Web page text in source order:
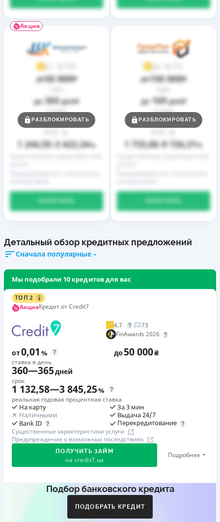
Акция
3,7
до50 000₴
до 365дней
Ставка
от0,01%
1 244,55– 3 422,24%
РАЗБЛОКИРОВАТЬ
3,9
до150 000₴
до 169дней
Ставка
от0,01%
1 733,86– 9 726,31%
РАЗБЛОКИРОВАТЬ
Детальный обзор кредитных предложений
Сначала популярные
Мы подобрали 10 кредитов для вас
ТОП 2
АкцияКредит от Credit7
4,7
73
FinAwards 2026
от0,01 %
ставка в день
до50 000₴
360—365дней
срок
1 132,58—3 845,25%
реальная годовая процентная ставка
На карту
Наличными
Bank ID
За 3 мин
Выдача 24/7
Перекредитование
Существенные характеристики услуги
Предупреждение о возможных последствиях
ПОЛУЧИТЬ ЗАЙМ
на credit7.ua
Подробнее
Акция: «Кешбэк за друга»
друг регистрируется и получает первый кредит (от
Подбор банковского кредита
ПОДОБРАТЬ КРЕДИТ